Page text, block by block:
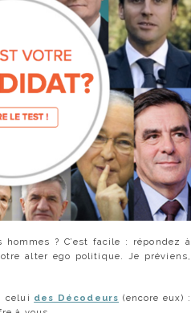
? C’est facile : répondez à
alter ego politique. Je préviens,
celui des Décodeurs (encore eux) :